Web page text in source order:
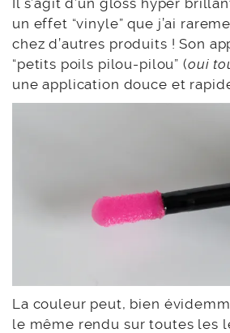
un effet “vinyle” que j’ai
chez d’autres produits ! Son
“petits poils pilou-pilou” (oui
une application douce et
La couleur peut, bien
le même rendu sur toutes les